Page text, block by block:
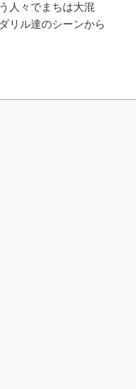
人々でまちは大混
リル達のシーンから